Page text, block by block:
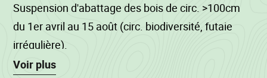
Suspension d'abattage des bois de circ. >100cm
du 1er avril au 15 août (circ. biodiversité, futaie
irrégulière).
Voir plus